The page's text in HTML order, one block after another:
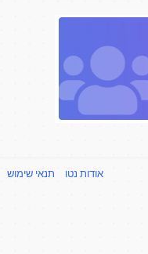
אודות נטו תנאי שימוש